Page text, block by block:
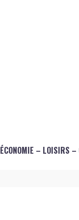
ÉCONOMIE – LOISIRS –